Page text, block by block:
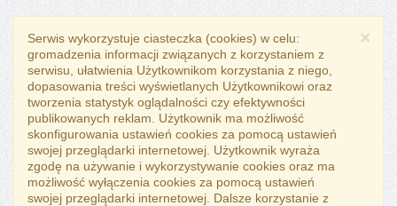
×
Serwis wykorzystuje ciasteczka (cookies) w celu:
gromadzenia informacji związanych z korzystaniem z
serwisu, ułatwienia Użytkownikom korzystania z niego,
dopasowania treści wyświetlanych Użytkownikowi oraz
tworzenia statystyk oglądalności czy efektywności
publikowanych reklam. Użytkownik ma możliwość
skonfigurowania ustawień cookies za pomocą ustawień
swojej przeglądarki internetowej. Użytkownik wyraża
zgodę na używanie i wykorzystywanie cookies oraz ma
możliwość wyłączenia cookies za pomocą ustawień
swojej przeglądarki internetowej. Dalsze korzystanie z